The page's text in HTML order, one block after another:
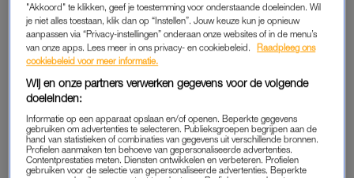
Purser Christel is
mantelzorger voor dochter (23)
door kunnen als ik weg ben'
LEVEND VERLIES
"Akkoord" te klikken, geef je toestemming voor onderstaande doeleinden. Wil
je niet alles toestaan, klik dan op “Instellen”. Jouw keuze kun je opnieuw
aanpassen via “Privacy-instellingen” onderaan onze websites of in de menu’s
van onze apps. Lees meer in ons privacy- en cookiebeleid.
Raadpleeg ons
cookiebeleid voor meer informatie.
Wij en onze partners verwerken gegevens voor de volgende
doeleinden:
Informatie op een apparaat opslaan en/of openen. Beperkte gegevens
gebruiken om advertenties te selecteren. Publieksgroepen begrijpen aan de
hand van statistieken of combinaties van gegevens uit verschillende bronnen.
Profielen aanmaken ten behoeve van gepersonaliseerde advertenties.
Contentprestaties meten. Diensten ontwikkelen en verbeteren. Profielen
gebruiken voor de selectie van gepersonaliseerde advertenties. Beperkte